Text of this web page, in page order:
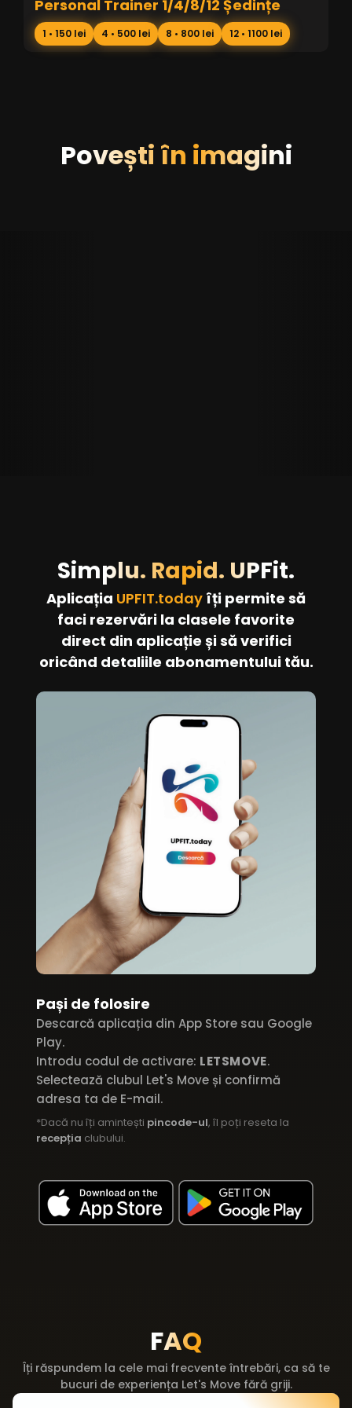
Personal Trainer 1/4/8/12 Ședințe
1 • 150 lei 4 • 500 lei 8 • 800 lei 12 • 1100 lei
Povești în imagini
Simplu. Rapid. UPFit.
Aplicația UPFIT.today îți permite să
faci rezervări la clasele favorite
direct din aplicație și să verifici
oricând detaliile abonamentului tău.
Pași de folosire
Descarcă aplicația din App Store sau Google
Play.
Introdu codul de activare: LETSMOVE.
Selectează clubul Let's Move și confirmă
adresa ta de E-mail.
*Dacă nu îți amintești pincode-ul, îl poți reseta la
recepția clubului.
FAQ
Îți răspundem la cele mai frecvente întrebări, ca să te
bucuri de experiența Let's Move fără griji.